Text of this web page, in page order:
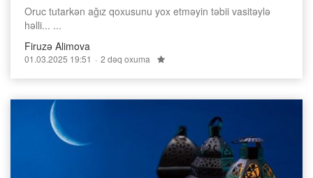
Oruc tutarkən ağız qoxusunu yox etməyin təbii vasitəylə
həlli... ...
Firuzə Alimova
01.03.2025 19:51 2 dəq oxuma